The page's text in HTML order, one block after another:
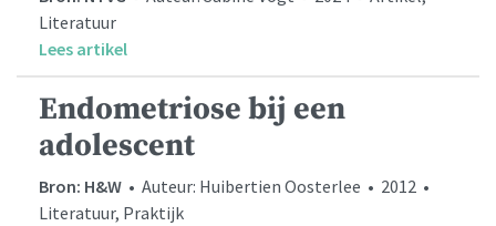
Literatuur
Lees artikel
Endometriose bij een
adolescent
Bron: H&W • Auteur: Huibertien Oosterlee • 2012 •
Literatuur, Praktijk